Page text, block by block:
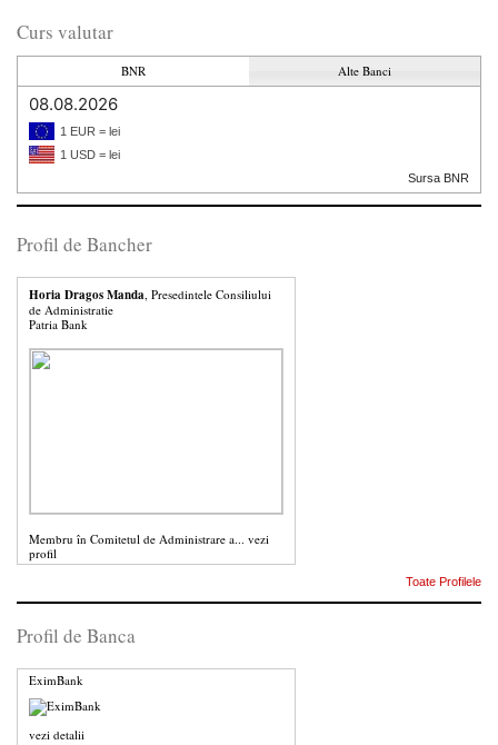
Curs valutar
BNR Alte Banci
08.08.2026
1 EUR = lei
1 USD = lei
Sursa BNR
Profil de Bancher
Horia Dragos Manda, Presedintele Consiliului
de Administratie
Patria Bank
Membru în Comitetul de Administrare a... vezi
profil
Toate Profilele
Profil de Banca
EximBank
vezi detalii